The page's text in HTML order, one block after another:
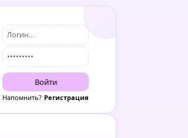
Войти
Напомнить? Регистрация